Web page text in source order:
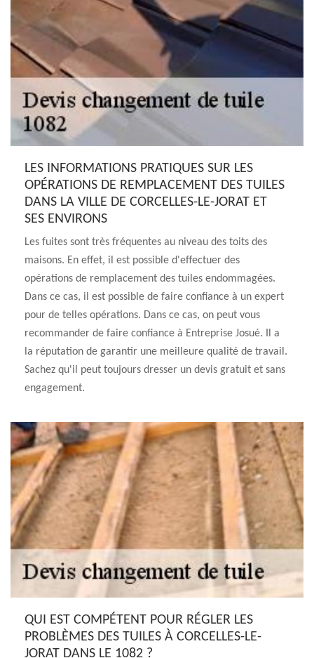
LES INFORMATIONS PRATIQUES SUR LES
OPÉRATIONS DE REMPLACEMENT DES TUILES
DANS LA VILLE DE CORCELLES-LE-JORAT ET
SES ENVIRONS
Les fuites sont très fréquentes au niveau des toits des
maisons. En effet, il est possible d'effectuer des
opérations de remplacement des tuiles endommagées.
Dans ce cas, il est possible de faire confiance à un expert
pour de telles opérations. Dans ce cas, on peut vous
recommander de faire confiance à Entreprise Josué. Il a
la réputation de garantir une meilleure qualité de travail.
Sachez qu'il peut toujours dresser un devis gratuit et sans
engagement.
QUI EST COMPÉTENT POUR RÉGLER LES
PROBLÈMES DES TUILES À CORCELLES-LE-
JORAT DANS LE 1082 ?